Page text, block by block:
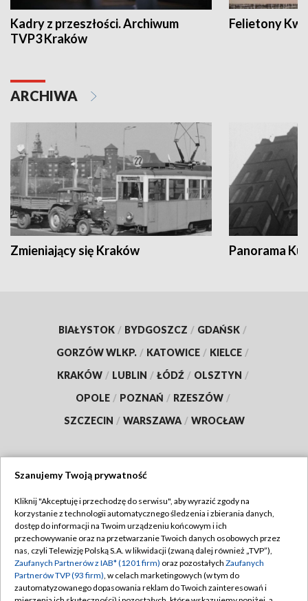
Kadry z przeszłości. Archiwum
TVP3 Kraków
Felietony
ARCHIWA
Zmieniający się Kraków Panorama
BIAŁYSTOK / BYDGOSZCZ / GDAŃSK /
GORZÓW WLKP. / KATOWICE / KIELCE /
KRAKÓW / LUBLIN / ŁÓDŹ / OLSZTYN /
OPOLE / POZNAŃ / RZESZÓW /
SZCZECIN / WARSZAWA / WROCŁAW
TVP
Abonament TVP
Emisja w TVP
Centrum informacji TVP
Regulamin TVP
Polityka prywatności
Moje zgody
Szanujemy Twoją prywatność
Kliknij "Akceptuję i przechodzę do serwisu", aby wyrazić zgody na
korzystanie z technologii automatycznego śledzenia i zbierania danych,
dostęp do informacji na Twoim urządzeniu końcowym i ich
przechowywanie oraz na przetwarzanie Twoich danych osobowych przez
nas, czyli Telewizję Polską S.A. w likwidacji (zwaną dalej również „TVP”),
Zaufanych Partnerów z IAB* (1201 firm) oraz pozostałych Zaufanych
Partnerów TVP (93 firm), w celach marketingowych (w tym do
zautomatyzowanego dopasowania reklam do Twoich zainteresowań i